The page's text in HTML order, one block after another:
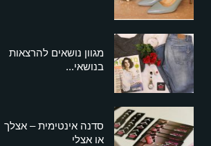
מגוון נושאים להרצאות
בנושאי...
סדנה אינטימית – אצלך
או אצלי